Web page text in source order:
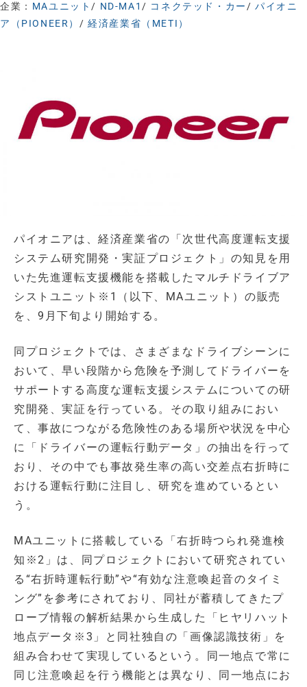
企業： MAユニット/ ND-MA1/ コネクテッド・カー/パイオニ
ア（PIONEER） /経済産業省（METI）
パイオニアは、経済産業省の「次世代高度運転支援
システム研究開発・実証プロジェクト」の知見を用
いた先進運転支援機能を搭載したマルチドライブア
シストユニット※1（以下、MAユニット）の販売
を、9月下旬より開始する。
同プロジェクトでは、さまざまなドライブシーンに
おいて、早い段階から危険を予測してドライバーを
サポートする高度な運転支援システムについての研
究開発、実証を行っている。その取り組みにおい
て、事故につながる危険性のある場所や状況を中心
に「ドライバーの運転行動データ」の抽出を行って
おり、その中でも事故発生率の高い交差点右折時に
おける運転行動に注目し、研究を進めているとい
う。
MAユニットに搭載している「右折時つられ発進検
知※2」は、同プロジェクトにおいて研究されてい
る“右折時運転行動”や“有効な注意喚起音のタイミ
ング”を参考にされており、同社が蓄積してきたプ
ローブ情報の解析結果から生成した「ヒヤリハット
地点データ※3」と同社独自の「画像認識技術」を
組み合わせて実現しているという。同一地点で常に
同じ注意喚起を行う機能とは異なり、同一地点にお